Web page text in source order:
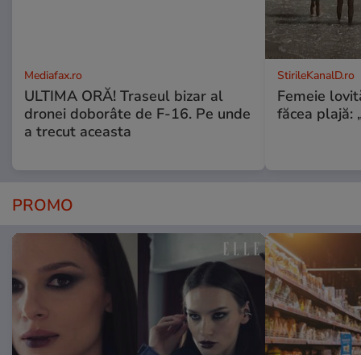
Mediafax.ro
ULTIMA ORĂ! Traseul bizar al
dronei doborâte de F-16. Pe unde
a trecut aceasta
StirileKanalD.ro
Femeie
făcea plajă:
PROMO